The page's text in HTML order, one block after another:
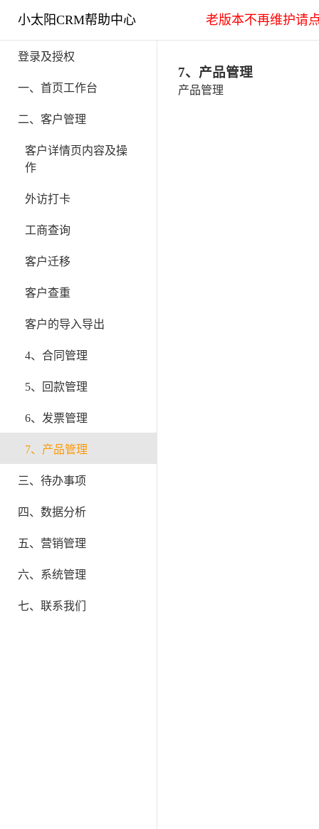
小太阳CRM帮助中心 老版本不再维护请
登录及授权
一、首页工作台
二、客户管理
客户详情页内容及操
作
外访打卡
工商查询
客户迁移
客户查重
客户的导入导出
4、合同管理
5、回款管理
6、发票管理
7、产品管理
三、待办事项
四、数据分析
五、营销管理
六、系统管理
七、联系我们
7、产品管理
产品管理